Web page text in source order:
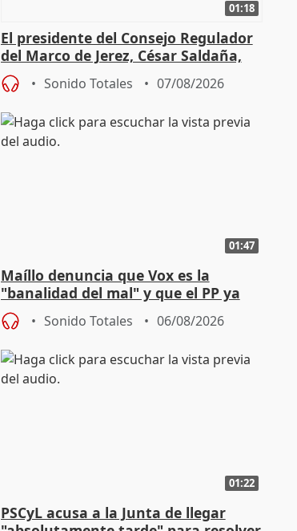
01:18
El presidente del Consejo Regulador
del Marco de Jerez, César Saldaña,
sobre exportaciones
Sonido Totales 07/08/2026
01:47
Maíllo denuncia que Vox es la
"banalidad del mal" y que el PP ya
asume todas sus tesis
Sonido Totales 06/08/2026
01:22
PSCyL acusa a la Junta de llegar